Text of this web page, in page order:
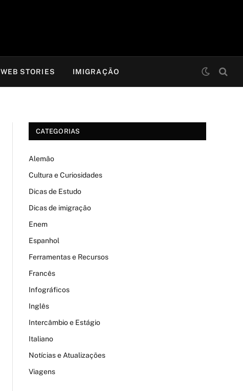
WEB STORIES IMIGRAÇÃO
CATEGORIAS
Alemão
Cultura e Curiosidades
Dicas de Estudo
Dicas de imigração
Enem
Espanhol
Ferramentas e Recursos
Francês
Infográficos
Inglês
Intercâmbio e Estágio
Italiano
Notícias e Atualizações
Viagens